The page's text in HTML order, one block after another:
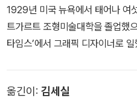
마치 자신이 나비가 된 양 기뻐하
들은 자신도 그림책 속 애벌레처
이 될 거라는 기대와 설렘을 갖게
1929년 미국 뉴욕에서 태어나 여
트가르트 조형미술대학을 졸업했
타임스’에서 그래픽 디자이너로
그의 책 중 1969년 발표한 《배고
옮긴이: 김세실